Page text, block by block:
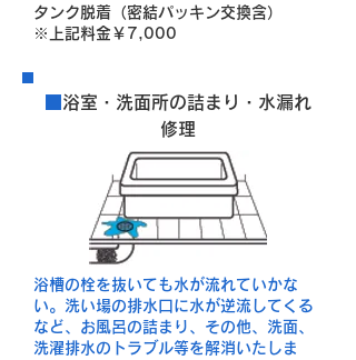
タンク脱着（密結パッキン交換含）
※上記料金￥7,000
浴室・洗面所の詰まり・水漏れ
修理
浴槽の栓を抜いても水が流れていかな
い。洗い場の排水口に水が逆流してくる
など、お風呂の詰まり、その他、洗面、
洗濯排水のトラブル等を解消いたしま